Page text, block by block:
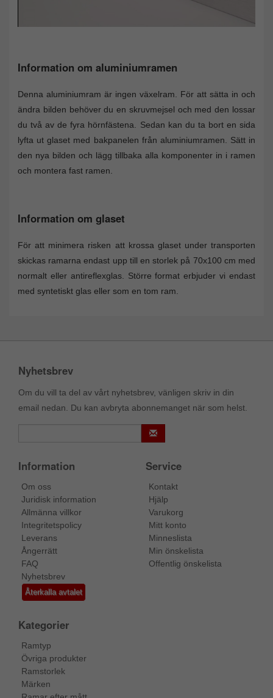
Information om aluminiumramen
Denna aluminiumram är ingen växelram. För att sätta in och
ändra bilden behöver du en skruvmejsel och med den lossar
du två av de fyra hörnfästena. Sedan kan du ta bort en sida
lyfta ut glaset med bakpanelen från aluminiumramen. Sätt in
den nya bilden och lägg tillbaka alla komponenter in i ramen
och montera fast ramen.
Information om glaset
För att minimera risken att krossa glaset under transporten
skickas ramarna endast upp till en storlek på 70x100 cm med
normalt eller antireflexglas. Större format erbjuder vi endast
med syntetiskt glas eller som en tom ram.
Nyhetsbrev
Om du vill ta del av vårt nyhetsbrev, vänligen skriv in din
email nedan. Du kan avbryta abonnemanget när som helst.
Information
Om oss
Juridisk information
Allmänna villkor
Integritetspolicy
Leverans
Ångerrätt
FAQ
Nyhetsbrev
Återkalla avtalet
Service
Kontakt
Hjälp
Varukorg
Mitt konto
Minneslista
Min önskelista
Offentlig önskelista
Kategorier
Ramtyp
Övriga produkter
Ramstorlek
Märken